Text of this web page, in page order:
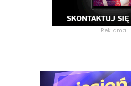
Reklama